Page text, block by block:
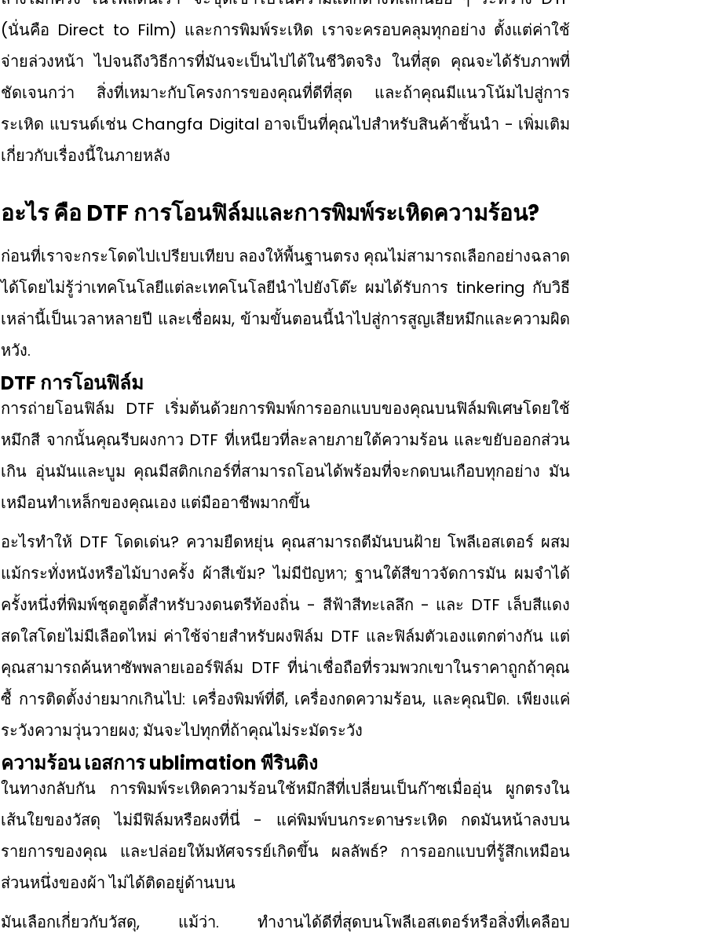
(นั่นคือ Direct to Film) และการพิมพ์ระเหิด เราจะครอบคลุมทุกอย่าง ตั้งแต่ค่าใช้
จ่ายล่วงหน้า ไปจนถึงวิธีการที่มันจะเป็นไปได้ในชีวิตจริง ในที่สุด คุณจะได้รับภาพที่
ชัดเจนกว่า สิ่งที่เหมาะกับโครงการของคุณที่ดีที่สุด และถ้าคุณมีแนวโน้มไปสู่การ
ระเหิด แบรนด์เช่น Changfa Digital อาจเป็นที่คุณไปสําหรับสินค้าชั้นนำ - เพิ่มเติม
เกี่ยวกับเรื่องนี้ในภายหลัง
อะไรคือ DTF การโอนฟิล์มและการพิมพ์ระเหิดความร้อน?
ก่อนที่เราจะกระโดดไปเปรียบเทียบ ลองให้พื้นฐานตรง คุณไม่สามารถเลือกอย่างฉลาด
ได้โดยไม่รู้ว่าเทคโนโลยีแต่ละเทคโนโลยีนําไปยังโต๊ะ ผมได้รับการ tinkering กับวิธี
เหล่านี้เป็นเวลาหลายปี และเชื่อผม, ข้ามขั้นตอนนี้นำไปสู่การสูญเสียหมึกและความผิด
หวัง.
DTF การโอนฟิล์ม
การถ่ายโอนฟิล์ม DTF เริ่มต้นด้วยการพิมพ์การออกแบบของคุณบนฟิล์มพิเศษโดยใช้
หมึกสี จากนั้นคุณรีบผงกาว DTF ที่เหนียวที่ละลายภายใต้ความร้อน และขยับออกส่วน
เกิน อุ่นมันและบูม คุณมีสติกเกอร์ที่สามารถโอนได้พร้อมที่จะกดบนเกือบทุกอย่าง มัน
เหมือนทำเหล็กของคุณเอง แต่มืออาชีพมากขึ้น
อะไรทําให้ DTF โดดเด่น? ความยืดหยุ่น คุณสามารถตีมันบนฝ้าย โพลีเอสเตอร์ ผสม
แม้กระทั่งหนังหรือไม้บางครั้ง ผ้าสีเข้ม? ไม่มีปัญหา; ฐานใต้สีขาวจัดการมัน ผมจำได้
ครั้งหนึ่งที่พิมพ์ชุดฮูดดี้สำหรับวงดนตรีท้องถิ่น - สีฟ้าสีทะเลลึก - และ DTF เล็บสีแดง
สดใสโดยไม่มีเลือดไหม่ ค่าใช้จ่ายสำหรับผงฟิล์ม DTF และฟิล์มตัวเองแตกต่างกัน แต่
คุณสามารถค้นหาซัพพลายเออร์ฟิล์ม DTF ที่น่าเชื่อถือที่รวมพวกเขาในราคาถูกถ้าคุณ
ซื้ การติดตั้งง่ายมากเกินไป: เครื่องพิมพ์ที่ดี, เครื่องกดความร้อน, และคุณปิด. เพียงแค่
ระวังความวุ่นวายผง; มันจะไปทุกที่ถ้าคุณไม่ระมัดระวัง
ความร้อนเอสการ ublimationพีรินติง
ในทางกลับกัน การพิมพ์ระเหิดความร้อนใช้หมึกสีที่เปลี่ยนเป็นก๊าซเมื่ออุ่น ผูกตรงใน
เส้นใยของวัสดุ ไม่มีฟิล์มหรือผงที่นี่ - แค่พิมพ์บนกระดาษระเหิด กดมันหน้าลงบน
รายการของคุณ และปล่อยให้มหัศจรรย์เกิดขึ้น ผลลัพธ์? การออกแบบที่รู้สึกเหมือน
ส่วนหนึ่งของผ้า ไม่ได้ติดอยู่ด้านบน
มันเลือกเกี่ยวกับวัสดุ, แม้ว่า. ทํางานได้ดีที่สุดบนโพลีเอสเตอร์หรือสิ่งที่เคลือบ